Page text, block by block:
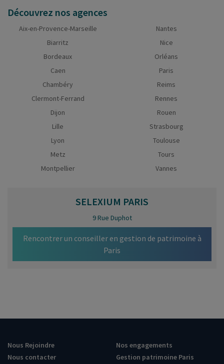
Découvrez nos agences
Aix-en-Provence-Marseille
Biarritz
Bordeaux
Caen
Chambéry
Clermont-Ferrand
Dijon
Lille
Lyon
Metz
Montpellier
Nantes
Nice
Orléans
Paris
Reims
Rennes
Rouen
Strasbourg
Toulouse
Tours
Vannes
SELEXIUM PARIS
9 Rue Duphot
Rencontrer un conseiller en gestion de patrimoine à
Paris
Nous Rejoindre
Nous contacter
Nos engagements
Gestion patrimoine Paris